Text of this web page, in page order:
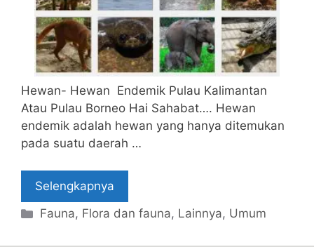
Hewan- Hewan Endemik Pulau Kalimantan
Atau Pulau Borneo Hai Sahabat…. Hewan
endemik adalah hewan yang hanya ditemukan
pada suatu daerah …
Selengkapnya
Categories
Fauna, Flora dan fauna, Lainnya, Umum